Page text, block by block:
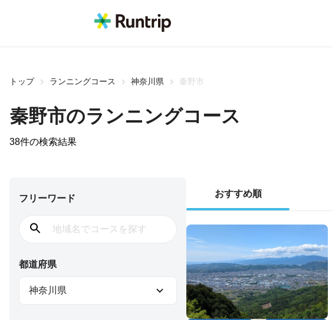
トップ ランニングコース 神奈川県 秦野市
秦野市のランニングコース
38件の検索結果
フリーワード
都道府県
神奈川県
おすすめ順